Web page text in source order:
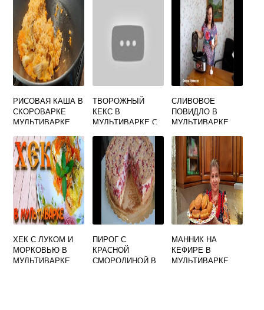
РИСОВАЯ КАША В
СКОРОВАРКЕ
МУЛЬТИВАРКЕ
ТВОРОЖНЫЙ
КЕКС В
МУЛЬТИВАРКЕ С
СЛИВОВОЕ
ПОВИДЛО В
МУЛЬТИВАРКЕ
ХЕК С ЛУКОМ И
МОРКОВЬЮ В
МУЛЬТИВАРКЕ
ПИРОГ С
КРАСНОЙ
СМОРОДИНОЙ В
МАННИК НА
КЕФИРЕ В
МУЛЬТИВАРКЕ